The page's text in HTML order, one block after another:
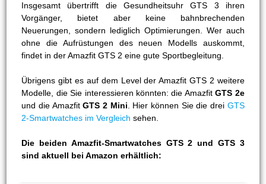
Insgesamt übertrifft die Gesundheitsuhr GTS 3 ihren
Vorgänger, bietet aber keine bahnbrechenden
Neuerungen, sondern lediglich Optimierungen. Wer auch
ohne die Aufrüstungen des neuen Modells auskommt,
findet in der Amazfit GTS 2 eine gute Sportbegleitung.
Übrigens gibt es auf dem Level der Amazfit GTS 2 weitere
Modelle, die Sie interessieren könnten: die AmazfitGTS 2e
und die AmazfitGTS 2 Mini . Hier können Sie die drei GTS
2-Smartwatches im Vergleich sehen.
Die beiden Amazfit-Smartwatches GTS 2 und GTS 3
sind aktuell bei Amazon erhältlich: